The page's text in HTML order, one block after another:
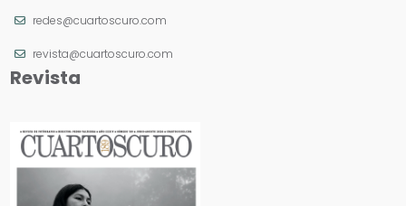
redes@cuartoscuro.com
revista@cuartoscuro.com
Revista